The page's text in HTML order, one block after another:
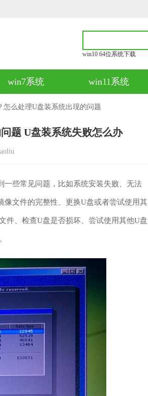
win10 64位系统下载
win7系统 win11系统
么处理U盘装系统出现的问题
题 U盘装系统失败怎么办
些常见问题，比如系统安装失败、无法
像文件的完整性、更换U盘或者尝试使用其
件、检查U盘是否损坏、尝试使用其他U盘